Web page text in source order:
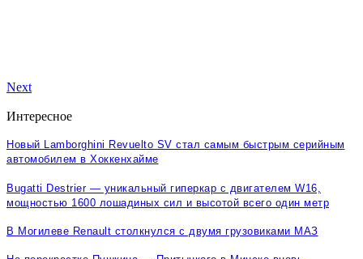
Next
Интересное
Новый Lamborghini Revuelto SV стал самым быстрым серийным
автомобилем в Хоккенхайме
Bugatti Destrier — уникальный гиперкар с двигателем W16,
мощностью 1600 лошадиных сил и высотой всего один метр
В Могилеве Renault столкнулся с двумя грузовиками МАЗ